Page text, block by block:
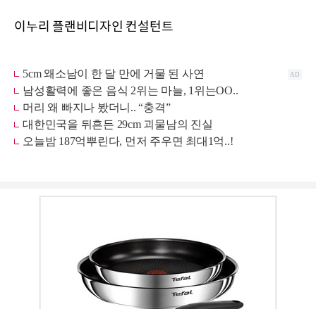
이누리 플랜비디자인 컨설턴트